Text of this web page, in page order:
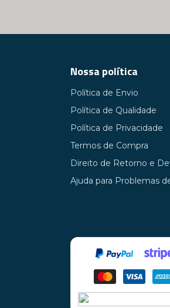
Nossa política
Política de Envio
Política de Qualidade
Política de Privacidade
Termos de Compra
Direito de Retorno e
Ajuda para Problemas